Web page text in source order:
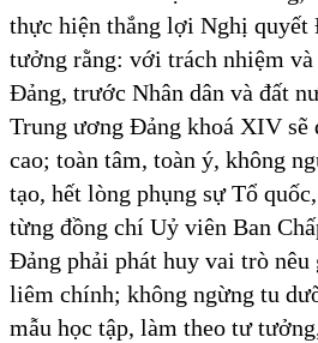
thực hiện thắng lợi Nghị
tưởng rằng: với trách nhiệm
Đảng, trước Nhân dân và đất
Trung ương Đảng khoá XIV sẽ
cao; toàn tâm, toàn ý, không
tạo, hết lòng phụng sự Tổ
từng đồng chí Uỷ viên Ban
Đảng phải phát huy vai trò
liêm chính; không ngừng tu
mẫu học tập, làm theo tư